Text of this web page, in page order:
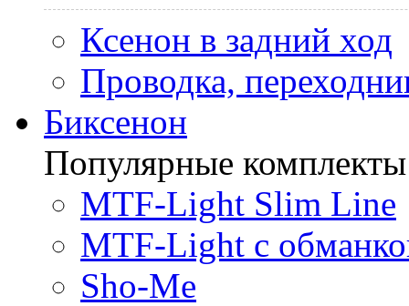
Ксенон в задний ход
Проводка,
Биксенон
Популярные комплекты
MTF-Light Slim Line
MTF-Light с
Sho-Me